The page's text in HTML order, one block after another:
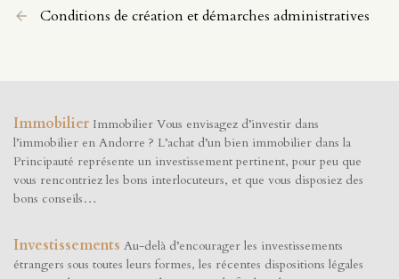
Conditions de création et démarches administratives
Immobilier Immobilier Vous envisagez d’investir dans
l’immobilier en Andorre ? L’achat d’un bien immobilier dans la
Principauté représente un investissement pertinent, pour peu que
vous rencontriez les bons interlocuteurs, et que vous disposiez des
bons conseils…
Investissements Au-delà d’encourager les investissements
étrangers sous toutes leurs formes, les récentes dispositions légales